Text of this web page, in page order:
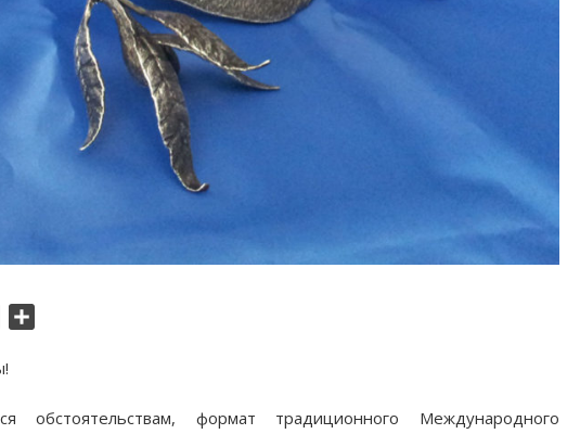
Telegram
обстоятельствам, формат традиционного Международного